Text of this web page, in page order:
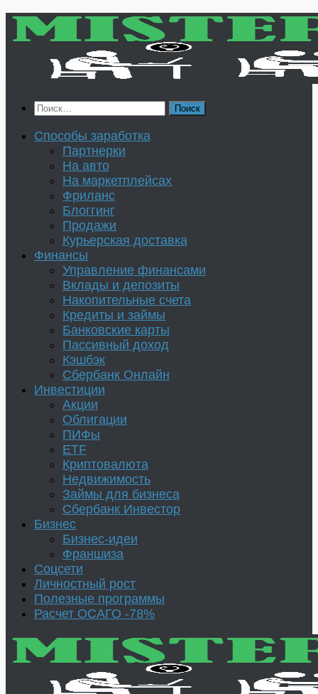
Перейти
Найти:
Способы заработка
Партнерки
На авто
На маркетплейсах
Фриланс
Блоггинг
Продажи
Курьерская доставка
Финансы
Управление финансами
Вклады и депозиты
Накопительные счета
Кредиты и займы
Банковские карты
Пассивный доход
Кэшбэк
Сбербанк Онлайн
Инвестиции
Акции
Облигации
ПИФы
ETF
Криптовалюта
Недвижимость
Займы для бизнеса
Сбербанк Инвестор
Бизнес
Бизнес-идеи
Франшиза
Соцсети
Личностный рост
Полезные программы
Расчет ОСАГО -78%